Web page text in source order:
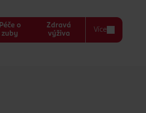
Péče o
zuby
Zdravá
výživa
Více